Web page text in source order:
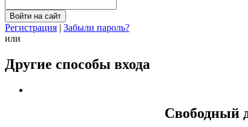
Регистрация | Забыли пароль?
или
Другие способы входа
Свободный